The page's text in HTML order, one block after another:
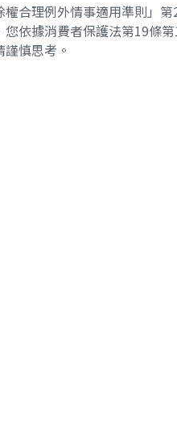
合理例外情事適用準則」
依據消費者保護法第19條
慎思考。